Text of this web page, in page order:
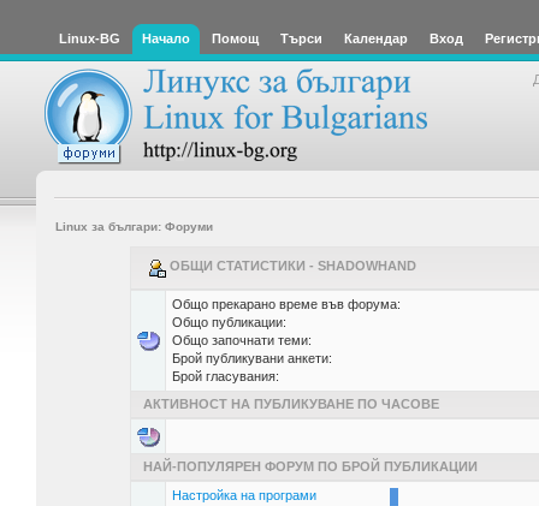
Linux-BG Начало Помощ Търси Календар Вход
Linux за българи: Форуми
ОБЩИ СТАТИСТИКИ - SHADOWHAND
Общо прекарано време във форума:
Общо публикации:
Общо започнати теми:
Брой публикувани анкети:
Брой гласувания:
АКТИВНОСТ НА ПУБЛИКУВАНЕ ПО ЧАСОВЕ
НАЙ-ПОПУЛЯРЕН ФОРУМ ПО БРОЙ ПУБЛИКАЦИИ
Настройка на програми